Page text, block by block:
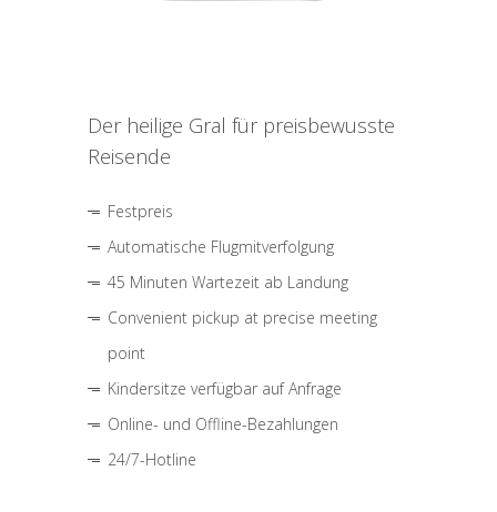
Der heilige Gral für preisbewusste
Reisende
Festpreis
Automatische Flugmitverfolgung
45 Minuten Wartezeit ab Landung
Convenient pickup at precise meeting
point
Kindersitze verfügbar auf Anfrage
Online- und Offline-Bezahlungen
24/7-Hotline